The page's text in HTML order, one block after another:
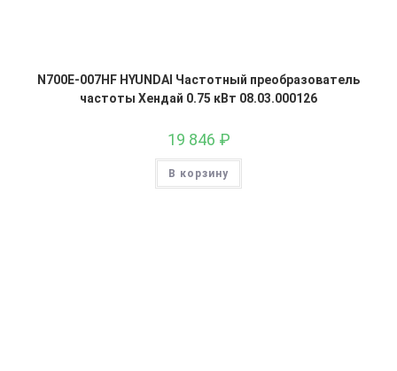
N700E-007HF HYUNDAI Частотный преобразователь
частоты Хендай 0.75 кВт 08.03.000126
19 846 ₽
В корзину